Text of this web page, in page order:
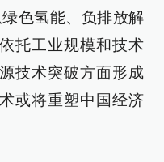
色氢能、负排放解
托工业规模和技术
技术突破方面形成
或将重塑中国经济